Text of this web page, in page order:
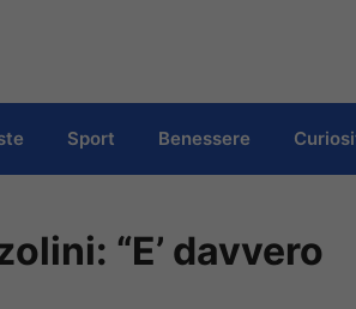
Sport Benessere
“E’ davvero